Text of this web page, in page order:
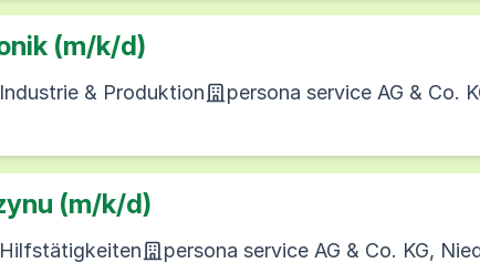
(m/k/d)
Industrie & Produktion persona service AG & Co.
(m/k/d)
Hilfstätigkeiten persona service AG & Co. KG,